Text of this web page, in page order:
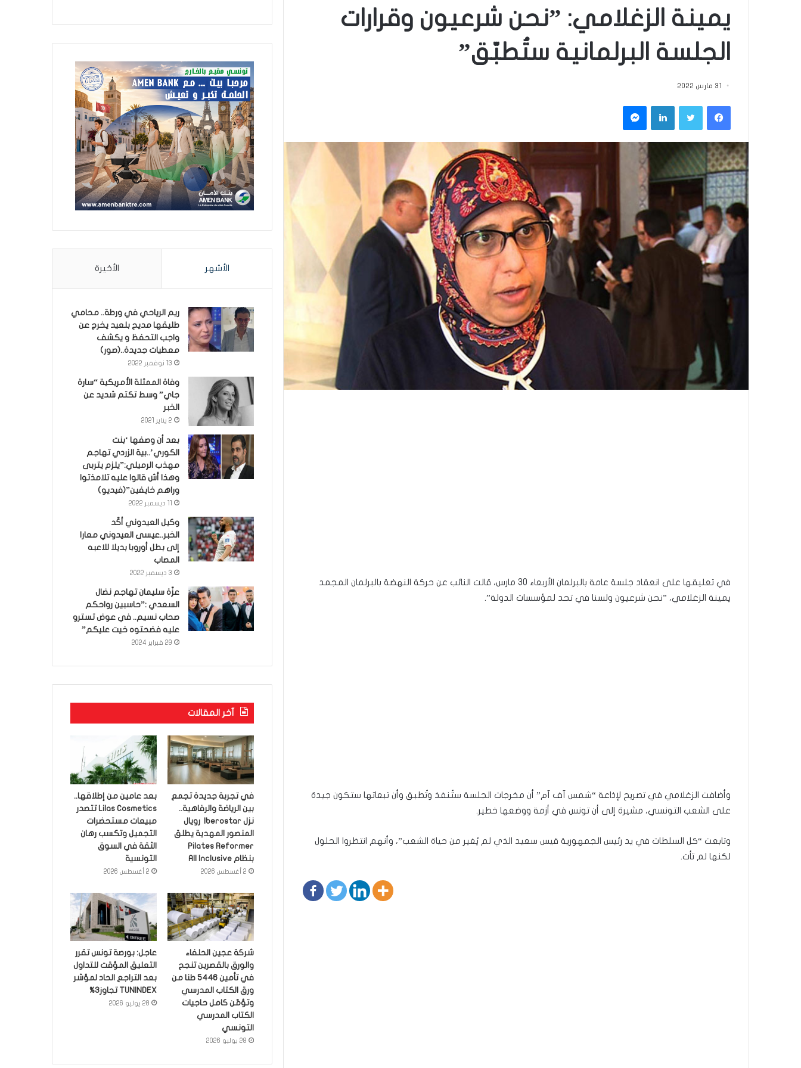
يمينة الزغلامي: ”نحن شرعيون وقرارات
الجلسة البرلمانية ستُطبّق”
31 مارس 2022
فيسبوكتويتر لينكدإن ماسنجر
في تعليقها على انعقاد جلسة عامة بالبرلمان الأربعاء 30 مارس، قالت النائب عن حركة النهضة بالبرلمان المجمد
يمينة الزغلامي، ”نحن شرعيون ولسنا في تحد لمؤسسات الدولة”.
وأضافت الزغلامي في تصريح لإذاعة “شمس آف آم” أن مخرجات الجلسة ستُنفذ وتُطبق وأن تبعاتها ستكون جيدة
على الشعب التونسي، مشيرة إلى أن تونس في أزمة ووضعها خطير.
وتابعت “كل السلطات في يد رئيس الجمهورية قيس سعيد الذي لم يُغير من حياة الشعب”، وأنهم انتظروا الحلول
لكنها لم تأت.
الأشهر الأخيرة
ريم الرياحي في ورطة.. محامي
طليقها مديح بلعيد يخرج عن
واجب التحفظ و يكشف
معطيات جديدة..(صور)
13 نوفمبر 2022
وفاة الممثلة الأمريكية “سارة
جاي” وسط تكتم شديد عن
الخبر
2 يناير 2021
بعد أن وصفها ‘بنت
الكوري’..بية الزردي تهاجم
مهذب الرميلي:”يلزم يتربى
وهذا أش قالوا عليه تلامذتوا
وراهم خايفين”(فيديو)
وكيل العيدوني أكّد
الخبر..عيسى العيدوني معارا
إلى بطل أوروبا بديلا للاعبه
المصاب
3 ديسمبر 2022
عزّة سليمان تهاجم نضال
السعدي :”حاسبين رواحكم
صحاب نسيم.. في عوض تسترو
عليه فضحتوه خيت عليكم”
29 فبراير 2024
آخر المقالات
في تجربة جديدة تجمع
بين الرياضة والرفاهية..
نزل Iberostar رويال
المنصور المهدية يطلق
Pilates Reformer
بنظام All Inclusive
2 أغسطس 2026
بعد عامين من إطلاقها..
Lilas Cosmetics تتصدر
مبيعات مستحضرات
التجميل وتكسب رهان
الثقة في السوق
التونسية
2 أغسطس 2026
شركة عجين الحلفاء
والورق بالقصرين تنجح
في تأمين 5446 طنا من
ورق الكتاب المدرسي
وتؤمّن كامل حاجيات
الكتاب المدرسي
التونسي
28 يوليو 2026
عاجل: بورصة تونس تقرر
التعليق المؤقت للتداول
بعد التراجع الحاد لمؤشر
TUNINDEX تجاوز3%
28 يوليو 2026